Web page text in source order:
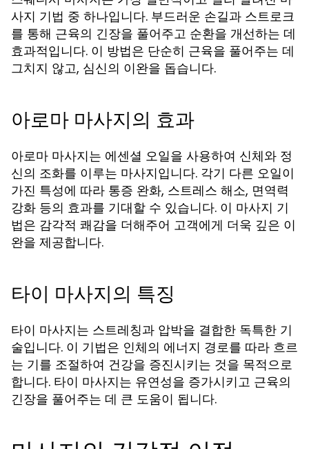
사지 기법 중 하나입니다. 부드러운 손길과 스트로크
를 통해 근육의 긴장을 풀어주고 순환을 개선하는 데
효과적입니다. 이 방법은 단순히 근육을 풀어주는 데
그치지 않고, 심신의 이완을 돕습니다.
아로마 마사지의 효과
아로마 마사지는 에센셜 오일을 사용하여 신체와 정
신의 조화를 이루는 마사지입니다. 각기 다른 오일이
가진 특성에 따라 통증 완화, 스트레스 해소, 면역력
강화 등의 효과를 기대할 수 있습니다. 이 마사지 기
법은 감각적 쾌감을 더해주어 고객에게 더욱 깊은 이
완을 제공합니다.
타이 마사지의 특징
타이 마사지는 스트레칭과 압박을 결합한 독특한 기
술입니다. 이 기법은 인체의 에너지 경로를 따라 흐르
는 기를 조절하여 건강을 증진시키는 것을 목적으로
합니다. 타이 마사지는 유연성을 증가시키고 근육의
긴장을 풀어주는 데 큰 도움이 됩니다.